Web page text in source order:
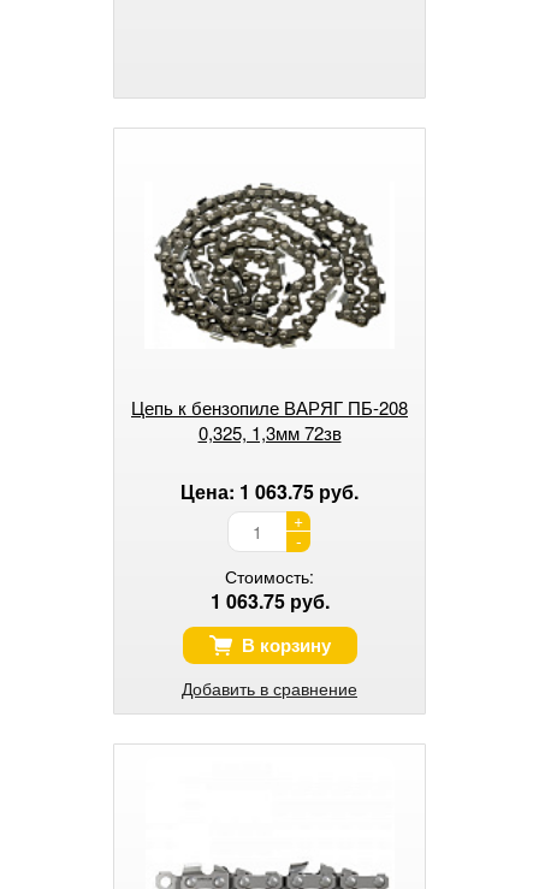
Цепь к бензопиле ВАРЯГ ПБ-208
0,325, 1,3мм 72зв
Цена: 1 063.75 руб.
+
-
Стоимость:
1 063.75 руб.
В корзину
Добавить в сравнение